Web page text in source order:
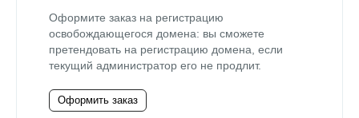
Оформите заказ на регистрацию
освобождающегося домена: вы сможете
претендовать на регистрацию домена, если
текущий администратор его не продлит.
Оформить заказ